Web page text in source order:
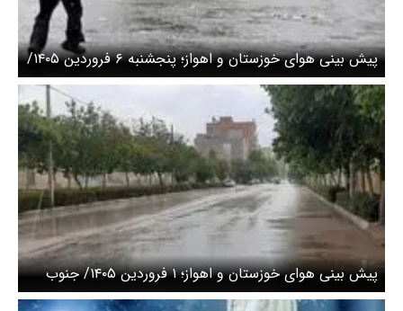
پیش بینی هوای خوزستان و اهواز؛ پنجشنبه ۶ فروردین ۱۴۰۵/
اعلان هشدار قرمز
پیش بینی هوای خوزستان و اهواز؛ ۱ فروردین ۱۴۰۵/ جنوب
بارانی می شود